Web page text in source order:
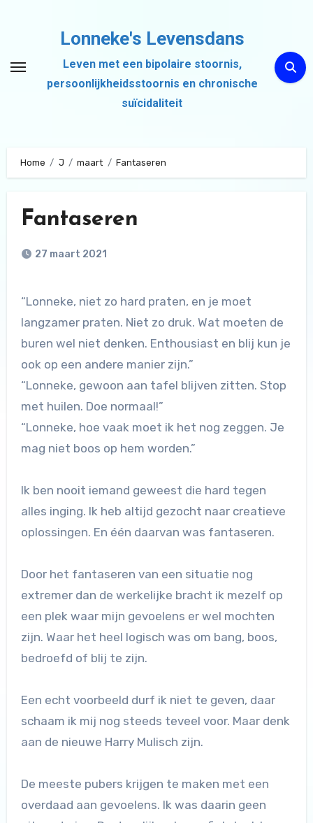
inhoud
Lonneke's Levensdans
Leven met een bipolaire stoornis,
persoonlijkheidsstoornis en chronische
suïcidaliteit
Home J maart Fantaseren
Fantaseren
27 maart 2021
“Lonneke, niet zo hard praten, en je moet
langzamer praten. Niet zo druk. Wat moeten de
buren wel niet denken. Enthousiast en blij kun je
ook op een andere manier zijn.”
“Lonneke, gewoon aan tafel blijven zitten. Stop
met huilen. Doe normaal!”
“Lonneke, hoe vaak moet ik het nog zeggen. Je
mag niet boos op hem worden.”
Ik ben nooit iemand geweest die hard tegen
alles inging. Ik heb altijd gezocht naar creatieve
oplossingen. En één daarvan was fantaseren.
Door het fantaseren van een situatie nog
extremer dan de werkelijke bracht ik mezelf op
een plek waar mijn gevoelens er wel mochten
zijn. Waar het heel logisch was om bang, boos,
bedroefd of blij te zijn.
Een echt voorbeeld durf ik niet te geven, daar
schaam ik mij nog steeds teveel voor. Maar denk
aan de nieuwe Harry Mulisch zijn.
De meeste pubers krijgen te maken met een
overdaad aan gevoelens. Ik was daarin geen